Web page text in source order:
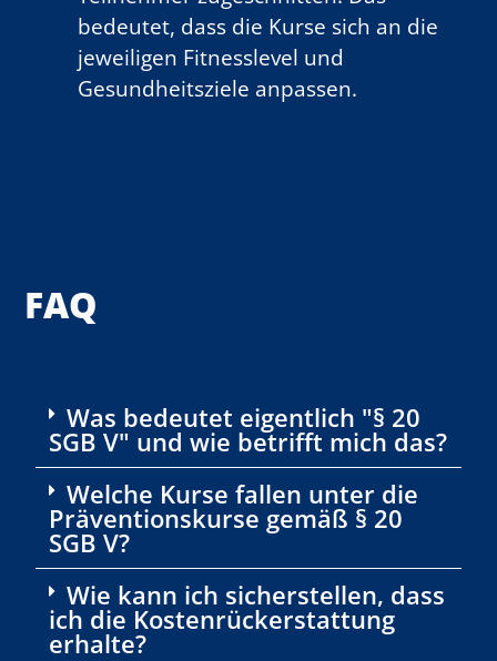
bedeutet, dass die Kurse sich an die
jeweiligen Fitnesslevel und
Gesundheitsziele anpassen.
FAQ
Was bedeutet eigentlich "§ 20
SGB V" und wie betrifft mich das?
Welche Kurse fallen unter die
Präventionskurse gemäß § 20
SGB V?
Wie kann ich sicherstellen, dass
ich die Kostenrückerstattung
erhalte?